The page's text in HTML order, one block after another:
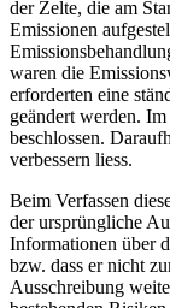
der Zelte, die am
Emissionen
waren die
erforderten eine
geändert werden.
beschlossen.
verbessern liess.
Beim Verfassen
der ursprüngliche
Informationen über
bzw. dass er nicht
Ausschreibung